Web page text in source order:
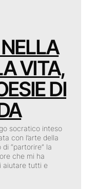
VITA,
DI
socratico inteso
con l’arte della
“partorire” la
che mi ha
aiutare tutti e